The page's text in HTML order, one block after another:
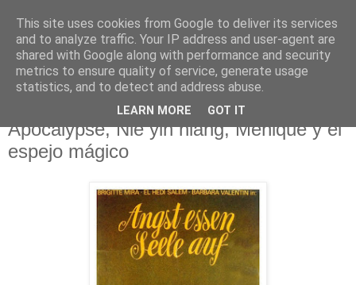
Deník milovníka filmů
pátek 27. listopadu 2015
Strach jíst duše, Shark Lake, Starship:
Apocalypse, Nie yin niang, Meñique y el
espejo mágico
This site uses cookies from Google to deliver its services
and to analyze traffic. Your IP address and user-agent are
shared with Google along with performance and security
metrics to ensure quality of service, generate usage
statistics, and to detect and address abuse.
LEARN MORE GOT IT